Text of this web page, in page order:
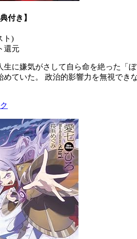
付き】
ト)
還元
生に嫌気がさして自ら命を絶った「
めていた。 政治的影響力を無視でき